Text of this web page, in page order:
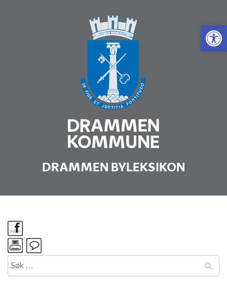
Vis
DRAMMEN BYLEKSIKON